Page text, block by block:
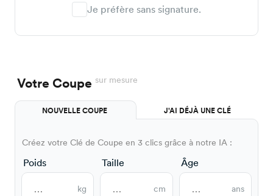
Je préfère sans signature.
Votre Coupe sur mesure
NOUVELLE COUPE J'AI DÉJÀ UNE CLÉ
Créez votre Clé de Coupe en 3 clics grâce à notre IA :
Poids
kg
Taille
cm
Âge
ans